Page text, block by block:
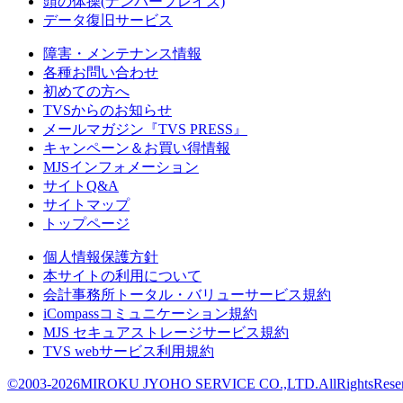
データ復旧サービス
障害・メンテナンス情報
各種お問い合わせ
初めての方へ
TVSからのお知らせ
メールマガジン『TVS PRESS』
キャンペーン＆お買い得情報
MJSインフォメーション
サイトQ&A
サイトマップ
トップページ
個人情報保護方針
本サイトの利用について
会計事務所トータル・バリューサービス規約
iCompassコミュニケーション規約
MJS セキュアストレージサービス規約
TVS webサービス利用規約
©2003-2026MIROKU JYOHO SERVICE